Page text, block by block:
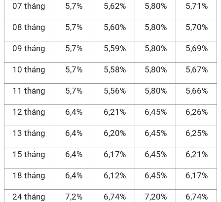
07 tháng 5,7% 5,62% 5,80% 5,71%
08 tháng 5,7% 5,60% 5,80% 5,70%
09 tháng 5,7% 5,59% 5,80% 5,69%
10 tháng 5,7% 5,58% 5,80% 5,67%
11 tháng 5,7% 5,56% 5,80% 5,66%
12 tháng 6,4% 6,21% 6,45% 6,26%
13 tháng 6,4% 6,20% 6,45% 6,25%
15 tháng 6,4% 6,17% 6,45% 6,21%
18 tháng 6,4% 6,12% 6,45% 6,17%
24 tháng 7,2% 6,74% 7,20% 6,74%